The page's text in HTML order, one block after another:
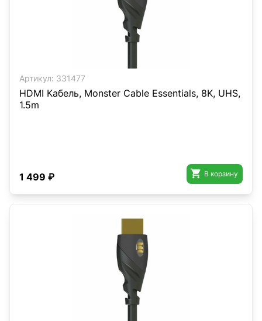
Артикул: 331477
HDMI Кабель, Monster Cable Essentials, 8K, UHS,
1.5m
1 499 ₽  В корзину